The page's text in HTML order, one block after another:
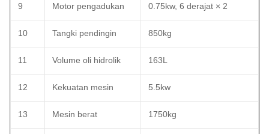
9 Motor pengadukan 0.75kw, 6 derajat × 2
10 Tangki pendingin 850kg
11 Volume oli hidrolik 163L
12 Kekuatan mesin 5.5kw
13 Mesin berat 1750kg